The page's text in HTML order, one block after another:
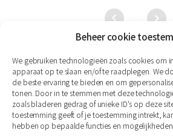
Beheer cookie
We gebruiken technologieën zoals cookies om
apparaat op te slaan en/of te raadplegen. We
de beste ervaring te bieden en om
tonen. Door in te stemmen met deze
zoals bladeren gedrag of unieke ID's op deze
toestemming geeft of je toestemming intrekt,
hebben op bepaalde functies en mogelijkheden.